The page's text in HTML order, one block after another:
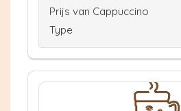
Prijs van Cappuccino
Type